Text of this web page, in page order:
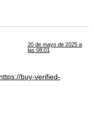
20 de mayo de 2025 a
las 08:01
https://buy-verified-